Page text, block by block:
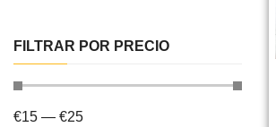
FILTRAR POR PRECIO
€15 — €25